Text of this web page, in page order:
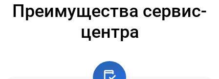
Преимущества сервис-
центра